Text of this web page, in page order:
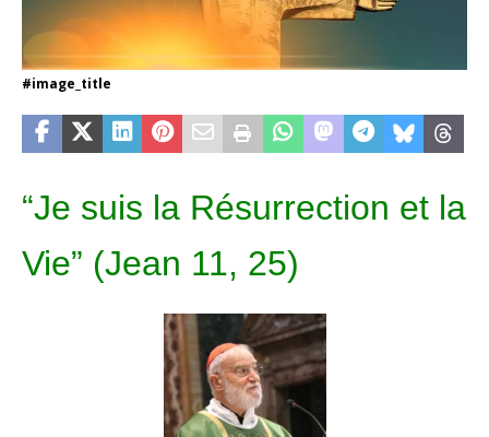
#image_title
“Je suis la Résurrection et la
Vie” (Jean 11, 25)